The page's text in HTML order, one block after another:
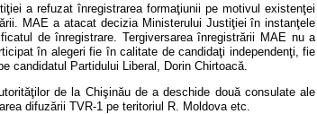
a refuzat înregistrarea formaţiunii pe motivul existenţei
MAE a atacat decizia Ministerului Justiţiei în instanţele
de înregistrare. Tergiversarea înregistrării MAE nu a
în alegeri fie în calitate de candidaţi independenţi, fie
candidatul Partidului Liberal, Dorin Chirtoacă.
de la Chişinău de a deschide două consulate ale
difuzării TVR-1 pe teritoriul R. Moldova etc.